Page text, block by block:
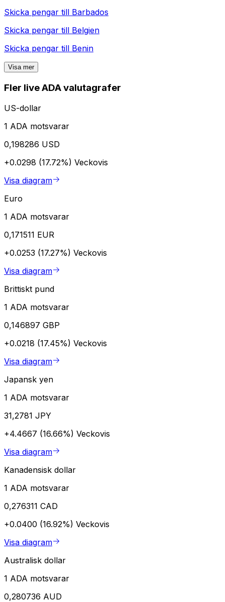
Skicka pengar till Barbados
Skicka pengar till Belgien
Skicka pengar till Benin
Visa mer
Fler live ADA valutagrafer
US-dollar
1 ADA motsvarar
0,198286 USD
+0.0298 (17.72%) Veckovis
Visa diagram
Euro
1 ADA motsvarar
0,171511 EUR
+0.0253 (17.27%) Veckovis
Visa diagram
Brittiskt pund
1 ADA motsvarar
0,146897 GBP
+0.0218 (17.45%) Veckovis
Visa diagram
Japansk yen
1 ADA motsvarar
31,2781 JPY
+4.4667 (16.66%) Veckovis
Visa diagram
Kanadensisk dollar
1 ADA motsvarar
0,276311 CAD
+0.0400 (16.92%) Veckovis
Visa diagram
Australisk dollar
1 ADA motsvarar
0,280736 AUD